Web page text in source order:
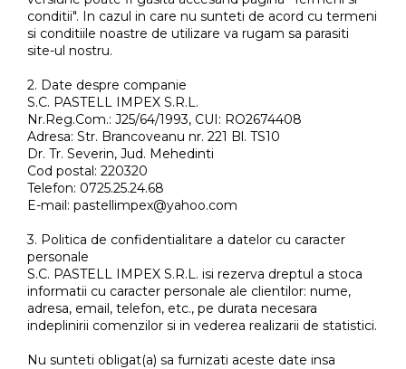
Bluze, pieptarase, mentite
Veste bebe
Rochite bebeluse
Ciorapi
Pantaloni de exterior
Bluze si pulovere
Babetele
Bluze, pieptarase, mentite
Veste bebe
Ciorapi
Pantaloni de exterior
Bluze si pulovere
Babetele
Hainute bumbac organic
Cos depozitare jucarii
Articole mamici
Jocuri educative si de societate
Jucarii tip Montessori
Masinute electrice
Mingii
Jucarii gonflabile
Jucarii de nisip
Table de scris
Carucioare papusi
Adidasi
Incaltaminte de panza
conditii". In cazul in care nu sunteti de acord cu termeni
si conditiile noastre de utilizare va rugam sa parasiti
site-ul nostru.
2. Date despre companie
S.C. PASTELL IMPEX S.R.L.
Nr.Reg.Com.: J25/64/1993, CUI: RO2674408
Adresa: Str. Brancoveanu nr. 221 Bl. TS10
Dr. Tr. Severin, Jud. Mehedinti
Cod postal: 220320
Telefon: 0725.25.24.68
E-mail: pastellimpex@yahoo.com
3. Politica de confidentialitare a datelor cu caracter
personale
S.C. PASTELL IMPEX S.R.L. isi rezerva dreptul a stoca
informatii cu caracter personale ale clientilor: nume,
adresa, email, telefon, etc., pe durata necesara
indeplinirii comenzilor si in vederea realizarii de statistici.
Nu sunteti obligat(a) sa furnizati aceste date insa